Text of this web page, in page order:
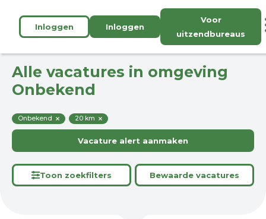
Inloggen Inloggen
Voor
uitzendbureaus
Alle vacatures in omgeving
Onbekend
Onbekend 20 km
Vacature alert aanmaken
Toon zoekfilters Bewaarde vacatures